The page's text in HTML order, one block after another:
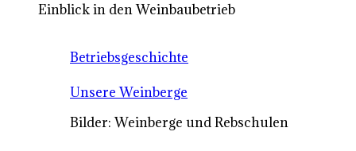
Einblick in den Weinbaubetrieb
Betriebsgeschichte
Unsere Weinberge
Bilder: Weinberge und Rebschulen